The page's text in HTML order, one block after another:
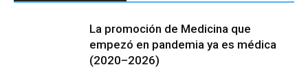
La promoción de Medicina que
empezó en pandemia ya es médica
(2020–2026)